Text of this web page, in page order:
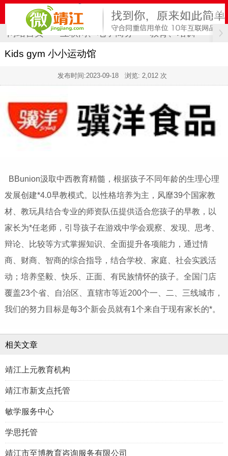
网站首页 互联网、电子商务 教育、培训 计
Kids gym 小小运动馆
发布时间:2023-09-18 浏览: 2,012 次
BBunion汲取中西教育精髓，根据孩子不同年龄的生理心理
发展创建*4.0早教模式。以性格培养为主，风靡39个国家教
材、教玩具结合专业的师资队伍提供适合您孩子的早教，以
家长为*任老师，引导孩子在游戏中学会观察、发现、思考、
辩论、比较等方式掌握知识、全面提升各项能力，通过情
商、财商、智商的综合指导，结合学校、家庭、社会实践活
动；培养坚毅、快乐、正面、有民族情怀的孩子。全国门店
覆盖23个省、自治区、直辖市等近200个一、二、三线城市，
我们的努力目标是每3个新会员就有1个来自于现有家长的*。
相关文章
靖江上元教育机构
靖江市新支点托管
敏学服务中心
学思托管
靖江市至博教育咨询服务有限公司